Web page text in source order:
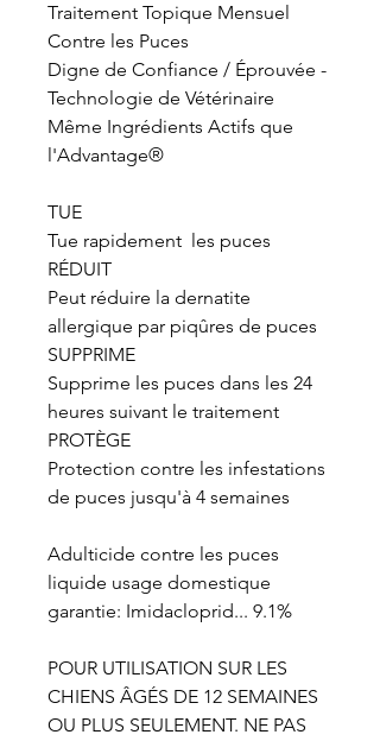
Traitement Topique Mensuel
Contre les Puces
Digne de Confiance / Éprouvée -
Technologie de Vétérinaire
Même Ingrédients Actifs que
l'Advantage®
TUE
Tue rapidement les puces
RÉDUIT
Peut réduire la dernatite
allergique par piqûres de puces
SUPPRIME
Supprime les puces dans les 24
heures suivant le traitement
PROTÈGE
Protection contre les infestations
de puces jusqu'à 4 semaines
Adulticide contre les puces
liquide usage domestique
garantie: Imidacloprid... 9.1%
POUR UTILISATION SUR LES
CHIENS ÂGÉS DE 12 SEMAINES
OU PLUS SEULEMENT. NE PAS